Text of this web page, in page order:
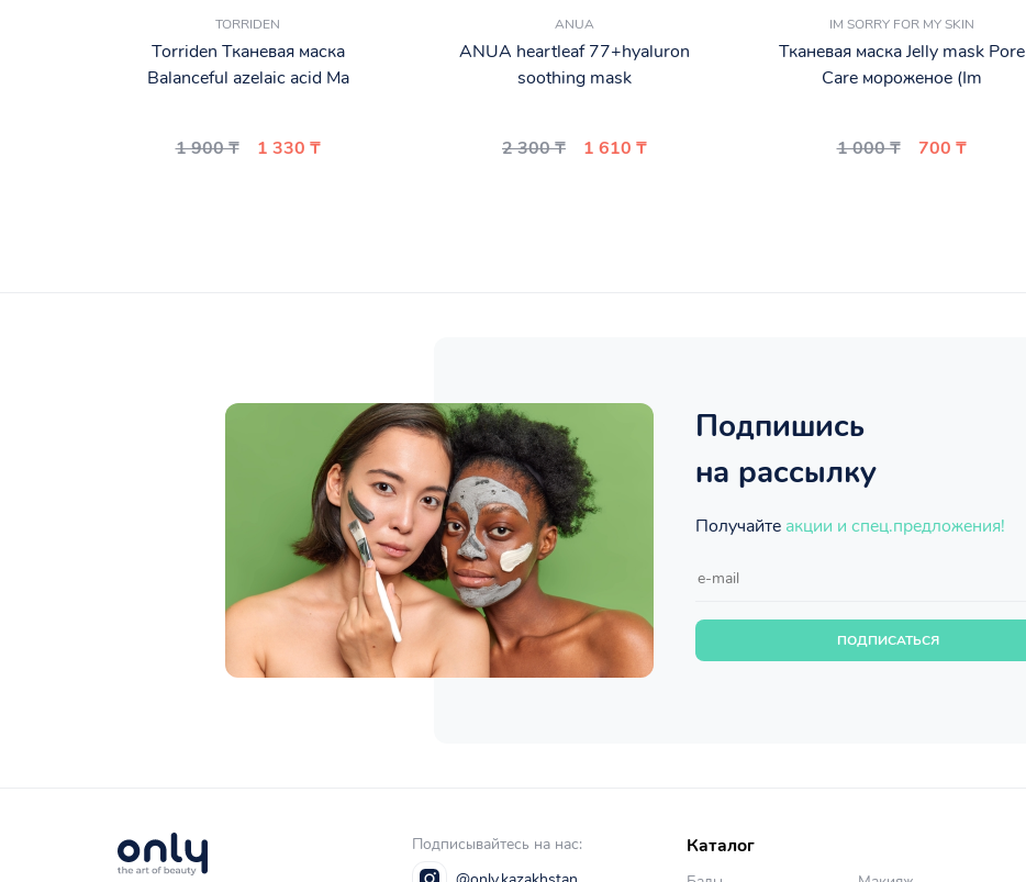
TORRIDEN
Torriden Тканевая маска
Balanceful azelaic acid Ma
1 900 ₸ 1 330 ₸
ANUA
ANUA heartleaf 77+hyaluron
soothing mask
2 300 ₸ 1 610 ₸
IM SORRY FOR MY SKIN
Тканевая маска Jelly mask Pore
Care мороженое (Im
1 000 ₸ 700 ₸
Подпишись
на рассылку
Получайте акции и спец.предложения!
ПОДПИСАТЬСЯ
Подписывайтесь на нас:
Каталог